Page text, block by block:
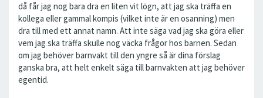
då får jag nog bara dra en liten vit lögn, att jag ska träffa en
kollega eller gammal kompis (vilket inte är en osanning) men
dra till med ett annat namn. Att inte säga vad jag ska göra eller
vem jag ska träffa skulle nog väcka frågor hos barnen. Sedan
om jag behöver barnvakt till den yngre så är dina förslag
ganska bra, att helt enkelt säga till barnvakten att jag behöver
egentid.